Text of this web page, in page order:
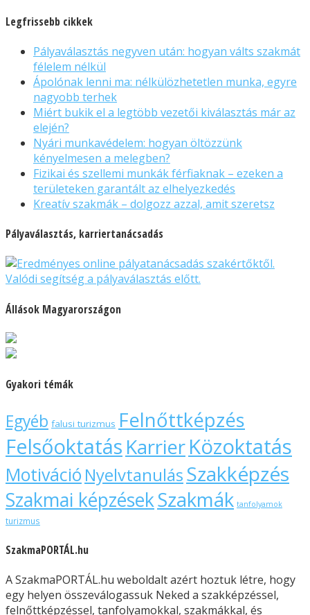
Legfrissebb cikkek
Pályaválasztás negyven után: hogyan válts szakmát
félelem nélkül
Ápolónak lenni ma: nélkülözhetetlen munka, egyre
nagyobb terhek
Miért bukik el a legtöbb vezetői kiválasztás már az
elején?
Nyári munkavédelem: hogyan öltözzünk
kényelmesen a melegben?
Fizikai és szellemi munkák férfiaknak – ezeken a
területeken garantált az elhelyezkedés
Kreatív szakmák – dolgozz azzal, amit szeretsz
Pályaválasztás, karriertanácsadás
Állások Magyarországon
Gyakori témák
Egyéb falusi turizmus Felnőttképzés
Felsőoktatás KarrierKözoktatás
Motiváció NyelvtanulásSzakképzés
Szakmai képzésekSzakmák tanfolyamok
turizmus
SzakmaPORTÁL.hu
A SzakmaPORTÁL.hu weboldalt azért hoztuk létre, hogy
egy helyen összeválogassuk Neked a szakképzéssel,
felnőttképzéssel, tanfolyamokkal, szakmákkal, és